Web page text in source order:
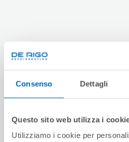
Consenso Dettagli
Questo sito web utilizza i
Utilizziamo i cookie per